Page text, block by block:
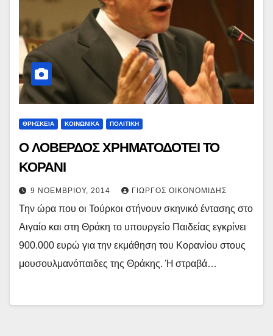
ΘΡΗΣΚΕΙΑ ΚΟΙΝΩΝΙΚΑ ΠΟΛΙΤΙΚΉ
Ο ΛΟΒΕΡΔΟΣ ΧΡΗΜΑΤΟΔΟΤΕΙ ΤΟ
ΚΟΡΑΝΙ
9 ΝΟΕΜΒΡΊΟΥ, 2014 ΓΙΏΡΓΟΣ ΟΙΚΟΝΟΜΊΔΗΣ
Την ώρα που οι Τούρκοι στήνουν σκηνικό έντασης στο
Αιγαίο και στη Θράκη το υπουργείο Παιδείας εγκρίνει
900.000 ευρώ για την εκμάθηση του Κορανίου στους
μουσουλμανόπαιδες της Θράκης. Ή στραβά…